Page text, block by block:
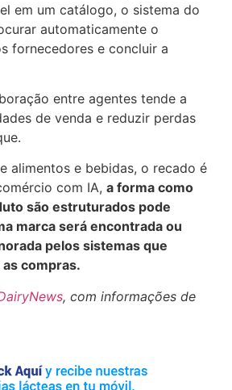
em um catálogo, o sistema do
automaticamente o
fornecedores e concluir a
entre agentes tende a
de venda e reduzir perdas
alimentos e bebidas, o recado é
com IA,a forma como
são estruturados pode
marca será encontrada ou
pelos sistemas que
compras.
, com informações de